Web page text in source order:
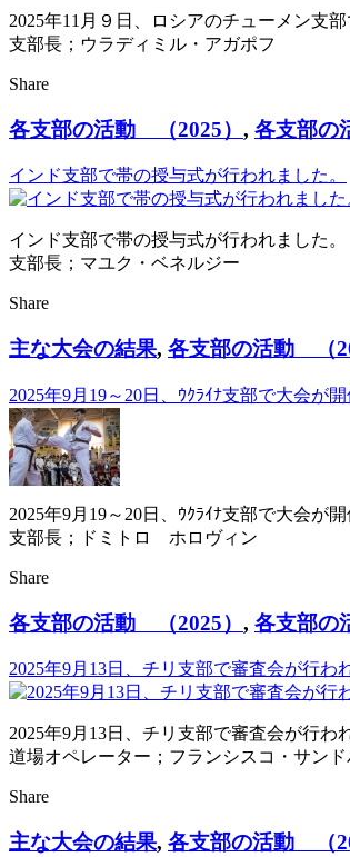
2025年11月９日、ロシアのチューメン支
支部長；ウラディミル・アガポフ
Share
各支部の活動 （2025） , 各支部の
インド支部で帯の授与式が行われました。
インド支部で帯の授与式が行われました。
支部長；マユク・ベネルジー
Share
主な大会の結果, 各支部の活動 （
2025年9月19～20日、ｳｸﾗｲﾅ支部で大会が開
2025年9月19～20日、ｳｸﾗｲﾅ支部で大会が開
支部長；ドミトロ ホロヴィン
Share
各支部の活動 （2025） , 各支部の
2025年9月13日、チリ支部で審査会が行わ
2025年9月13日、チリ支部で審査会が行わ
道場オペレーター；フランシスコ・サン
Share
主な大会の結果, 各支部の活動 （